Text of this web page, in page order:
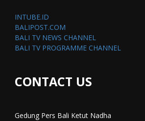
INTUBE.ID
BALIPOST.COM
BALI TV NEWS CHANNEL
BALI TV PROGRAMME CHANNEL
CONTACT US
Gedung Pers Bali Ketut Nadha